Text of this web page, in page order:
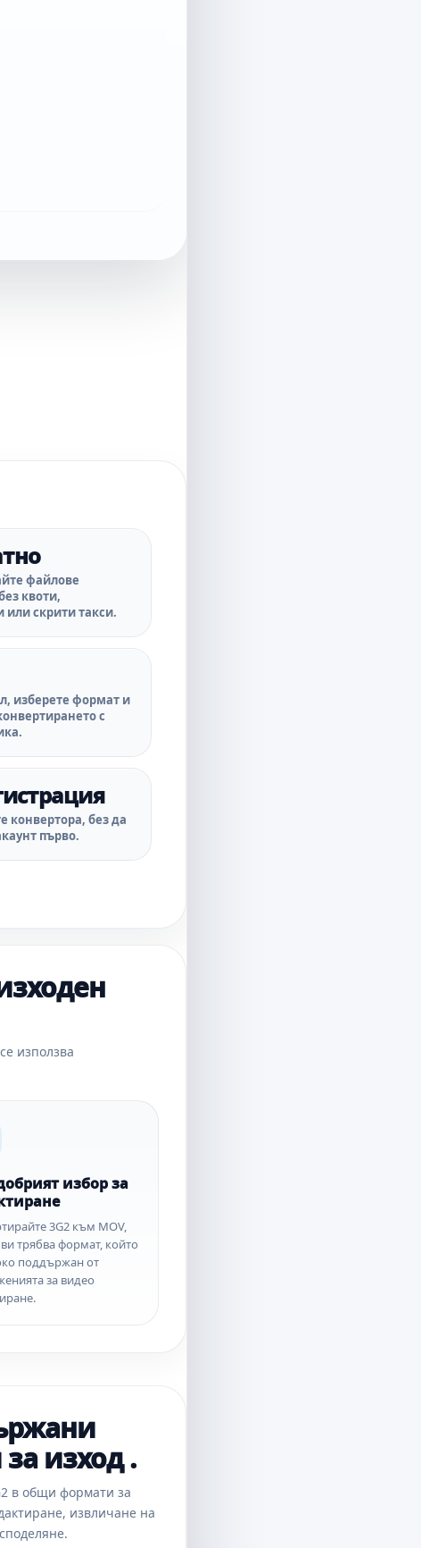
файлове
квоти,
или скрити такси.
изберете формат и
с
конвертора, без да
първо.
използва
избор за
3G2 към MOV,
трябва формат, който
поддържан от
за видео
изход .
в общи формати за
извличане на